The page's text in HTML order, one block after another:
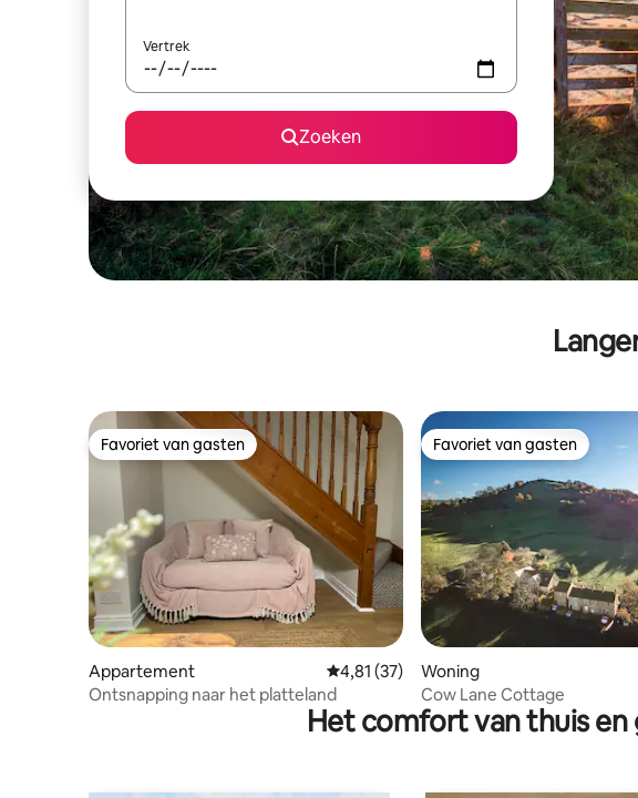
Vertrek
Zoeken
Favoriet van gasten
Favoriet van gasten
Appartement Gemiddelde beoordeling van 4,81 op 5,
4,81 (37)
Ontsnapping naar het platteland
Favoriet van gasten
Favoriet van gasten
Woning
Cow Lane Cottage
Het comfort van thuis